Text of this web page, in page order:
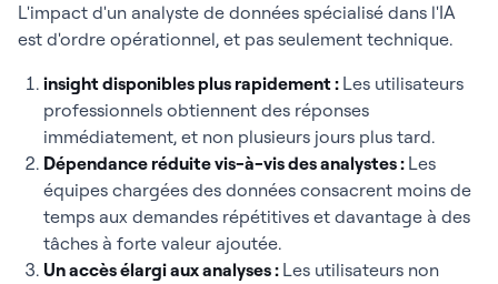
L'impact d'un analyste de données spécialisé dans l'IA
est d'ordre opérationnel, et pas seulement technique.
insight disponibles plus rapidement : Les utilisateurs
professionnels obtiennent des réponses
immédiatement, et non plusieurs jours plus tard.
Dépendance réduite vis-à-vis des analystes : Les
équipes chargées des données consacrent moins de
temps aux demandes répétitives et davantage à des
tâches à forte valeur ajoutée.
Un accès élargi aux analyses : Les utilisateurs non